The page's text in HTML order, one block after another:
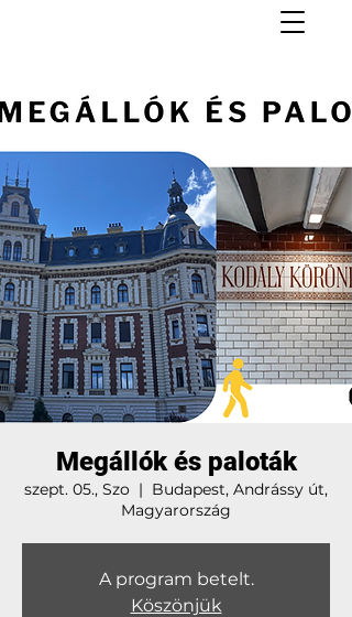
Megállók és paloták
szept. 05., Szo
  |
Budapest, Andrássy út,
Magyarország
A program betelt.
Köszönjük